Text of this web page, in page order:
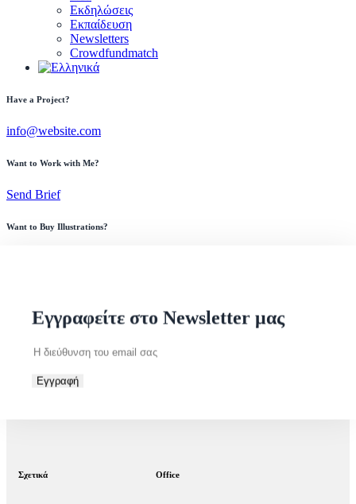
Εκδηλώσεις
Εκπαίδευση
Newsletters
Crowdfundmatch
Have a Project?
info@website.com
Want to Work with Me?
Send Brief
Want to Buy Illustrations?
Σχετικά Office
Εγγραφείτε στο Newsletter μας
Εγγραφή